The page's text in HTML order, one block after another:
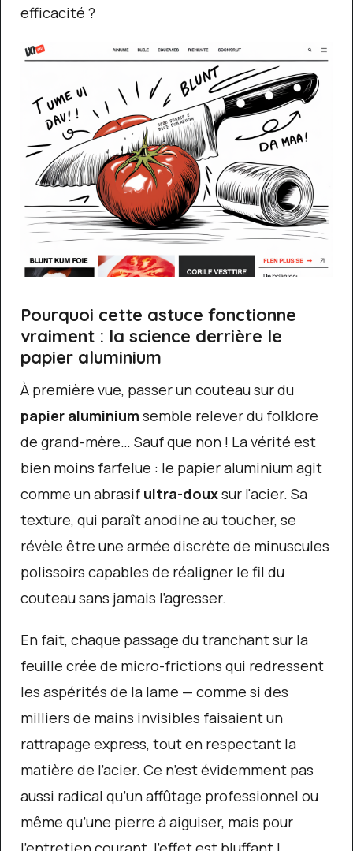
efficacité ?
Pourquoi cette astuce fonctionne
vraiment : la science derrière le
papier aluminium
À première vue, passer un couteau sur du
papier aluminium semble relever du folklore
de grand-mère… Sauf que non ! La vérité est
bien moins farfelue : le papier aluminium agit
comme un abrasif ultra-douxsur l'acier. Sa
texture, qui paraît anodine au toucher, se
révèle être une armée discrète de minuscules
polissoirs capables de réaligner le fil du
couteau sans jamais l’agresser.
En fait, chaque passage du tranchant sur la
feuille crée de micro-frictions qui redressent
les aspérités de la lame — comme si des
milliers de mains invisibles faisaient un
rattrapage express, tout en respectant la
matière de l’acier. Ce n’est évidemment pas
aussi radical qu’un affûtage professionnel ou
même qu’une pierre à aiguiser, mais pour